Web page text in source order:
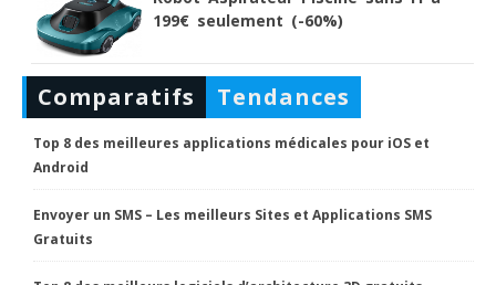
199€ seulement (-60%)
Comparatifs Tendances
Top 8 des meilleures applications médicales pour iOS et
Android
Envoyer un SMS – Les meilleurs Sites et Applications SMS
Gratuits